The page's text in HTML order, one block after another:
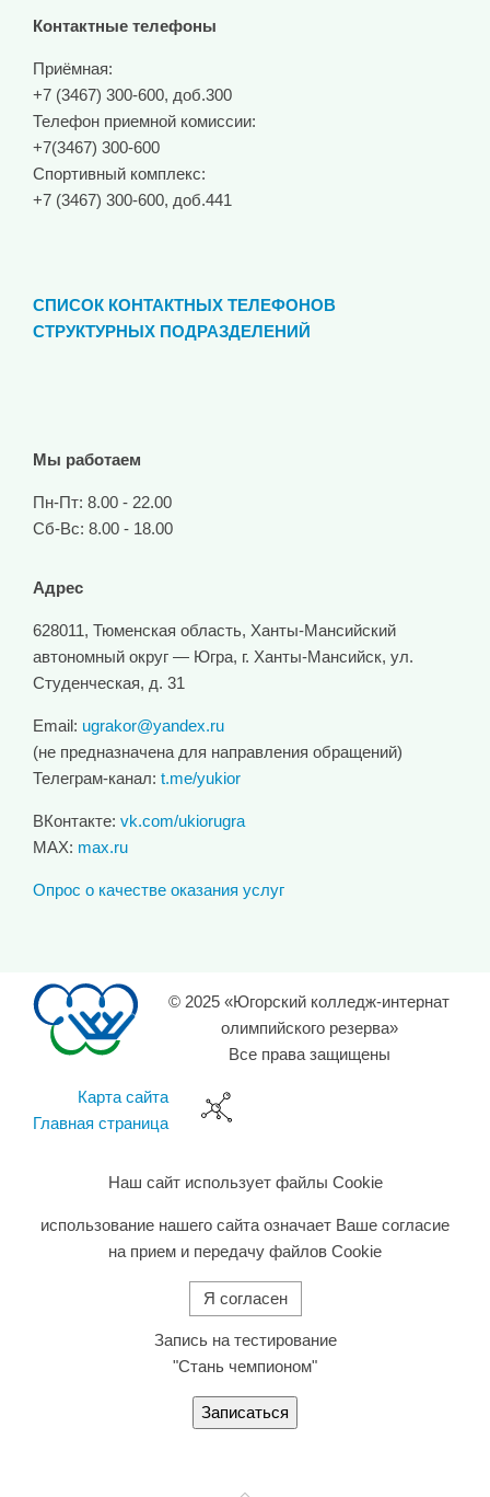
Контактные телефоны
Приёмная:
+7 (3467) 300-600, доб.300
Телефон приемной комиссии:
+7(3467) 300-600
Спортивный комплекс:
+7 (3467) 300-600, доб.441
СПИСОК КОНТАКТНЫХ ТЕЛЕФОНОВ
СТРУКТУРНЫХ ПОДРАЗДЕЛЕНИЙ
Мы работаем
Пн-Пт: 8.00 - 22.00
Сб-Вс: 8.00 - 18.00
Адрес
628011, Тюменская область, Ханты-Мансийский
автономный округ — Югра, г. Ханты-Мансийск, ул.
Студенческая, д. 31
Email: ugrakor@yandex.ru
(не предназначена для направления обращений)
Телеграм-канал: t.me/yukior
ВКонтакте: vk.com/ukiorugra
MAX: max.ru
Опрос о качестве оказания услуг
© 2025 «Югорский колледж-интернат
олимпийского резерва»
Все права защищены
Карта сайта
Главная страница
Наш сайт использует файлы Cookie
использование нашего сайта означает Ваше согласие
на прием и передачу файлов Cookie
Я согласен
Запись на тестирование
"Стань чемпионом"
Записаться